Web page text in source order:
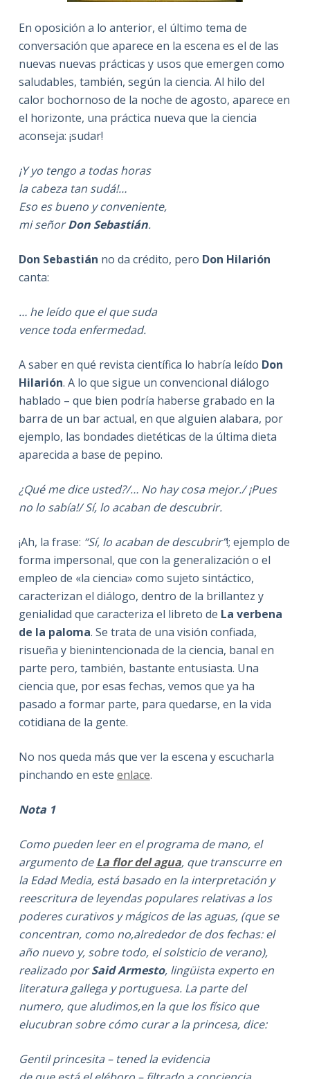
En oposición a lo anterior, el último tema de
conversación que aparece en la escena es el de las
nuevas nuevas prácticas y usos que emergen como
saludables, también, según la ciencia. Al hilo del
calor bochornoso de la noche de agosto, aparece en
el horizonte, una práctica nueva que la ciencia
aconseja: ¡sudar!
¡Y yo tengo a todas horas
la cabeza tan sudá!…
Eso es bueno y conveniente,
mi señorDon Sebastián.
Don Sebastián no da crédito, pero Don Hilarión
canta:
… he leído que el que suda
vence toda enfermedad.
A saber en qué revista científica lo habría leído Don
Hilarión. A lo que sigue un convencional diálogo
hablado – que bien podría haberse grabado en la
barra de un bar actual, en que alguien alabara, por
ejemplo, las bondades dietéticas de la última dieta
aparecida a base de pepino.
¿Qué me dice usted?/… No hay cosa mejor./ ¡Pues
no lo sabía!/ Sí, lo acaban de descubrir.
¡Ah, la frase: “Sí, lo acaban de descubrir”!; ejemplo de
forma impersonal, que con la generalización o el
empleo de «la ciencia» como sujeto sintáctico,
caracterizan el diálogo, dentro de la brillantez y
genialidad que caracteriza el libreto de La verbena
de la paloma. Se trata de una visión confiada,
risueña y bienintencionada de la ciencia, banal en
parte pero, también, bastante entusiasta. Una
ciencia que, por esas fechas, vemos que ya ha
pasado a formar parte, para quedarse, en la vida
cotidiana de la gente.
No nos queda más que ver la escena y escucharla
pinchando en este enlace.
Nota 1
Como pueden leer en el programa de mano, el
argumento deLa flor del agua, que transcurre en
la Edad Media, está basado en la interpretación y
reescritura de leyendas populares relativas a los
poderes curativos y mágicos de las aguas, (que se
concentran, como no,alrededor de dos fechas: el
año nuevo y, sobre todo, el solsticio de verano),
realizado porSaid Armesto, lingüista experto en
literatura gallega y portuguesa. La parte del
numero, que aludimos,en la que los físico que
elucubran sobre cómo curar a la princesa, dice:
Gentil princesita – tened la evidencia